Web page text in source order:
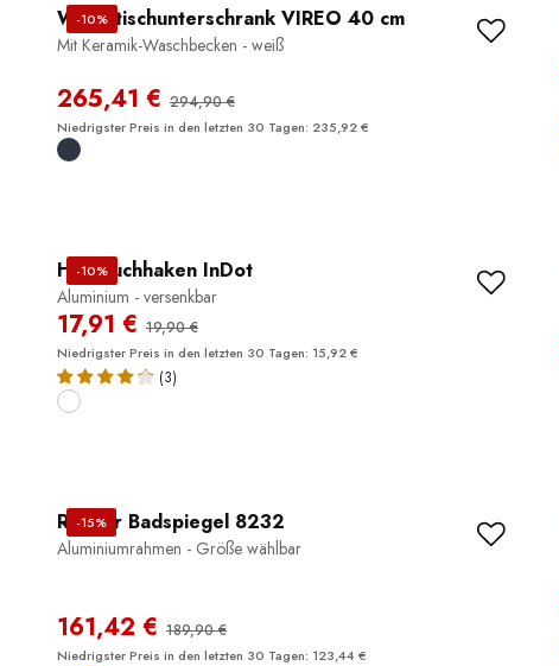
-10%
Waschtischunterschrank VIREO 40 cm
Mit Keramik-Waschbecken - weiß
265,41 € 294,90 €
Niedrigster Preis in den letzten 30 Tagen: 235,92 €
-10%
Handtuchhaken InDot
Aluminium - versenkbar
17,91 € 19,90 €
Niedrigster Preis in den letzten 30 Tagen: 15,92 €
(3)
-15%
Runder Badspiegel 8232
Aluminiumrahmen - Größe wählbar
161,42 € 189,90 €
Niedrigster Preis in den letzten 30 Tagen: 123,44 €